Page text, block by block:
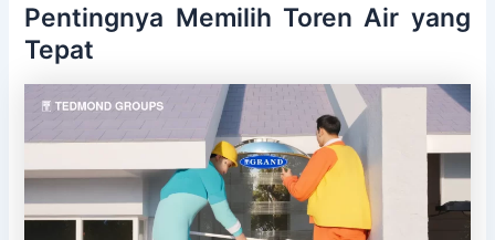
Pentingnya Memilih Toren Air yang
Tepat